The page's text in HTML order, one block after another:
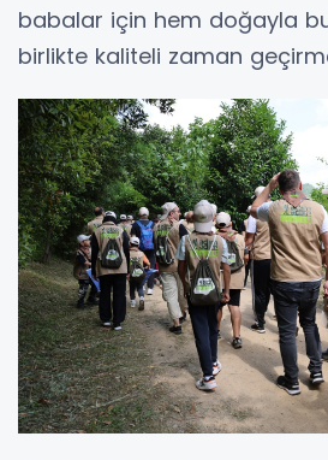
babalar için hem doğayla
birlikte kaliteli zaman